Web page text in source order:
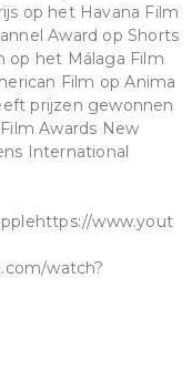
op het Havana Film
Award op Shorts
op het Málaga Film
Film op Anima
prijzen gewonnen
Awards New
International
www.yout
watch?